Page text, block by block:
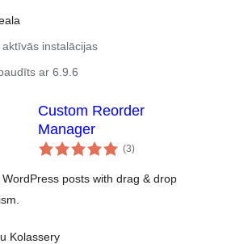
aktīvās instalācijas
ar 6.9.6
Custom Reorder
Manager
(3vērtējumu
kopsumma
)
posts with drag & drop
Kolassery